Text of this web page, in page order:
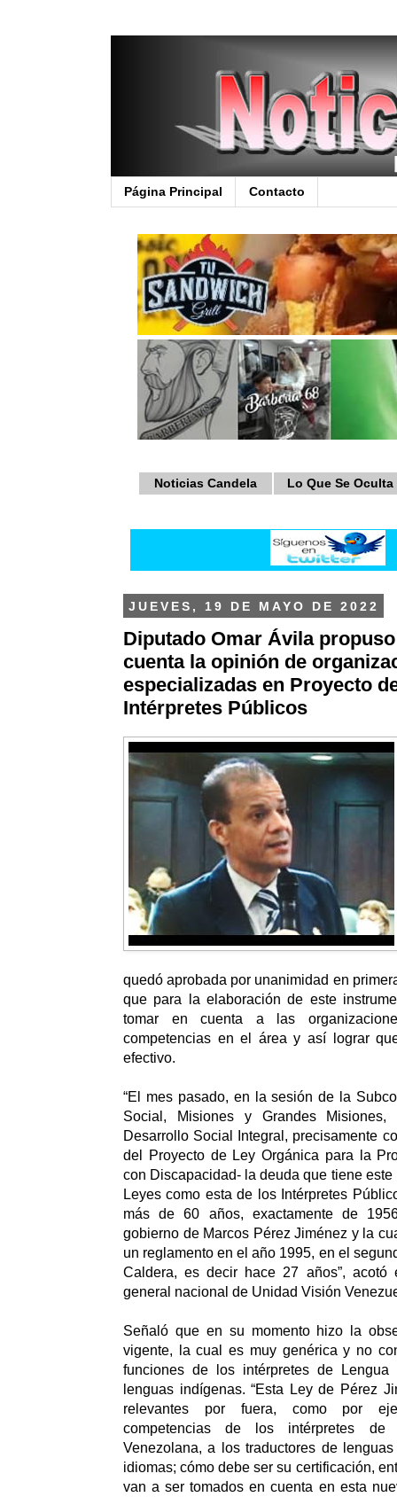
Página Principal Contacto
Noticias Candela Lo Que Se Oculta
JUEVES, 19 DE MAYO DE 2022
Diputado Omar Ávila
cuenta la opinión de
especializadas en Proyecto
Intérpretes Públicos
quedó aprobada por unanimidad en
que para la elaboración de este
tomar en cuenta a las
competencias en el área y así lograr
efectivo.
“El mes pasado, en la sesión de la
Social, Misiones y Grandes
Desarrollo Social Integral, precisamente
del Proyecto de Ley Orgánica para la
con Discapacidad- la deuda que tiene
Leyes como esta de los Intérpretes
más de 60 años, exactamente de
gobierno de Marcos Pérez Jiménez y la
un reglamento en el año 1995, en el
Caldera, es decir hace 27 años”, acotó
general nacional de Unidad Visión
Señaló que en su momento hizo la
vigente, la cual es muy genérica y no
funciones de los intérpretes de
lenguas indígenas. “Esta Ley de Pérez
relevantes por fuera, como por
competencias de los intérpretes
Venezolana, a los traductores de
idiomas; cómo debe ser su certificación,
van a ser tomados en cuenta en esta